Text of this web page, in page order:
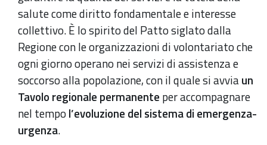
salute come diritto fondamentale e interesse
collettivo. È lo spirito del Patto siglato dalla
Regione con le organizzazioni di volontariato che
ogni giorno operano nei servizi di assistenza e
soccorso alla popolazione, con il quale si avviaun
Tavolo regionale permanente per accompagnare
nel tempol’evoluzione del sistema di emergenza-
urgenza.